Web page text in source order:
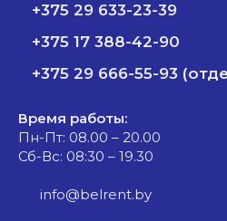
+375 29 633-23-39
+375 17 388-42-90
+375 29 666-55-93
Время работы:
Пн-Пт: 08.00 – 20.00
Сб-Вс: 08:30 – 19.30
info@belrent.by